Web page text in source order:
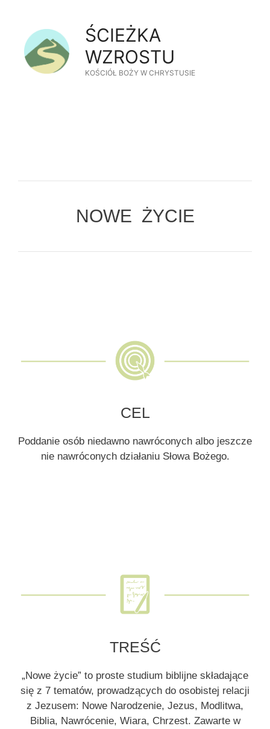
ŚCIEŻKA
WZROSTU
KOŚCIÓŁ BOŻY W CHRYSTUSIE
NOWE ŻYCIE
CEL
Poddanie osób niedawno nawróconych albo jeszcze
nie nawróconych działaniu Słowa Bożego.
TREŚĆ
„Nowe życie” to proste studium biblijne składające
się z 7 tematów, prowadzących do osobistej relacji
z Jezusem: Nowe Narodzenie, Jezus, Modlitwa,
Biblia, Nawrócenie, Wiara, Chrzest. Zawarte w